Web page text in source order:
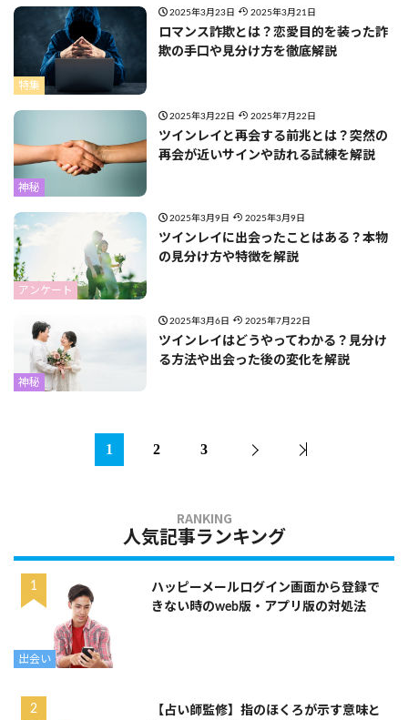
特集
2025年3月23日 2025年3月21日
ロマンス詐欺とは？恋愛目的を装った詐
欺の手口や見分け方を徹底解説
神秘
2025年3月22日 2025年7月22日
ツインレイと再会する前兆とは？突然の
再会が近いサインや訪れる試練を解説
アンケート
2025年3月9日 2025年3月9日
ツインレイに出会ったことはある？本物
の見分け方や特徴を解説
神秘
2025年3月6日 2025年7月22日
ツインレイはどうやってわかる？見分け
る方法や出会った後の変化を解説
1 2 3
人気記事ランキング
出会い
ハッピーメールログイン画面から登録で
きない時のweb版・アプリ版の対処法
【占い師監修】指のほくろが示す意味と